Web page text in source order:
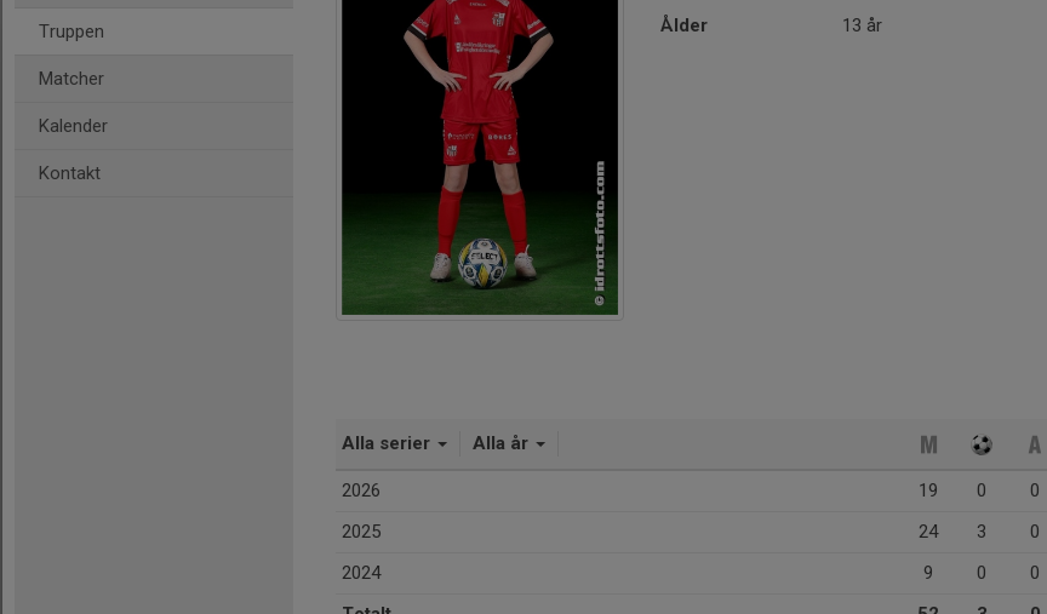
Truppen
Matcher
Kalender
Kontakt
Ålder
13 år
Alla serier Alla år
2026 19 0 0
2025
24 3 0
2024
9 0 0